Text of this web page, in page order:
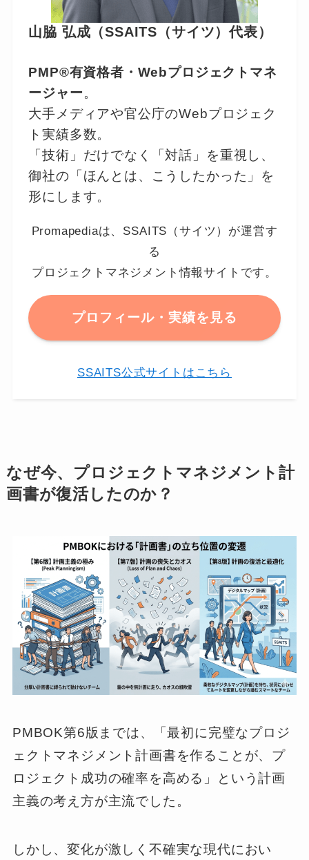
山脇 弘成（SSAITS（サイツ）代表）
PMP®有資格者・Webプロジェクトマネ
ージャー。
大手メディアや官公庁のWebプロジェク
ト実績多数。
「技術」だけでなく「対話」を重視し、
御社の「ほんとは、こうしたかった」を
形にします。
Promapediaは、SSAITS（サイツ）が運営す
る
プロジェクトマネジメント情報サイトです。
プロフィール・実績を見る
SSAITS公式サイトはこちら
なぜ今、プロジェクトマネジメント計
画書が復活したのか？
PMBOK第6版までは、「最初に完璧なプロジ
ェクトマネジメント計画書を作ることが、プ
ロジェクト成功の確率を高める」という計画
主義の考え方が主流でした。
しかし、変化が激しく不確実な現代におい